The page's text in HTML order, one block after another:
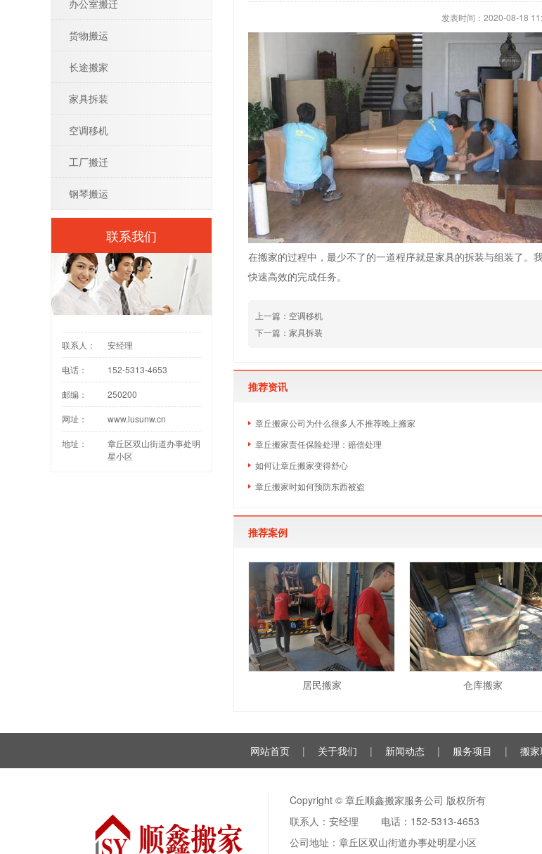
发表时间：2020-08-18
在搬家的过程中，最少不了的一道程序就是家具的拆装与组装了
快速高效的完成任务。
上一篇： 空调移机
下一篇： 家具拆装
推荐资讯
章丘搬家公司为什么很多人不推荐晚上搬家
章丘搬家责任保险处理：赔偿处理
如何让章丘搬家变得舒心
章丘搬家时如何预防东西被盗
推荐案例
居民搬家 仓库搬家
办公室搬迁
货物搬运
长途搬家
家具拆装
空调移机
工厂搬迁
钢琴搬运
联系我们
联系人： 安经理
电话： 152-5313-4653
邮编： 250200
网址： www.lusunw.cn
地址：
章丘区双山街道办事处明
星小区
网站首页 | 关于我们 | 新闻动态 | 服务项目 | 搬
Copyright © 章丘顺鑫搬家服务公司 版权所有
联系人：安经理 电话：152-5313-4653
公司地址：章丘区双山街道办事处明星小区